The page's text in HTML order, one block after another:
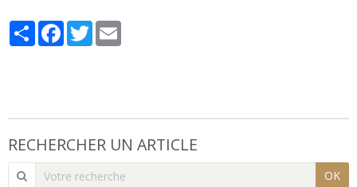
PartagerFacebook
Twitter
RECHERCHER UN ARTICLE
OK